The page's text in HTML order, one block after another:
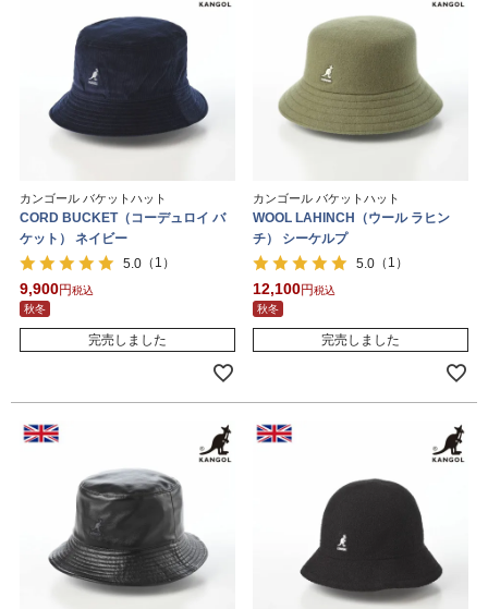
カンゴール バケットハット
CORD BUCKET（コーデュロイ バ
ケット） ネイビー
5.0 （1）
9,900
税込
秋冬
完売しました
カンゴール バケットハット
WOOL LAHINCH（ウール ラヒン
チ） シーケルプ
5.0 （1）
12,100
税込
秋冬
完売しました